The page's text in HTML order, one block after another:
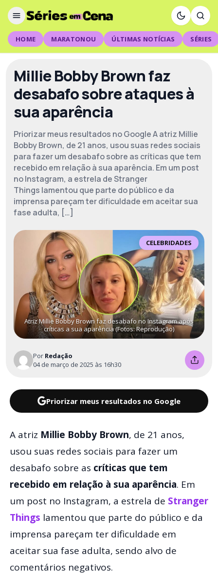
HOME MARATONOU ÚLTIMAS NOTÍCIAS SÉRIES
Millie Bobby Brown faz
desabafo sobre ataques à
sua aparência
Priorizar meus resultados no Google A atriz Millie
Bobby Brown, de 21 anos, usou suas redes sociais
para fazer um desabafo sobre as críticas que tem
recebido em relação à sua aparência. Em um post
no Instagram, a estrela de Stranger
Things lamentou que parte do público e da
imprensa pareçam ter dificuldade em aceitar sua
fase adulta, […]
CELEBRIDADES
Atriz Millie Bobby Brown faz desabafo no Instagram após
críticas a sua aparência (Fotos: Reprodução)
Por Redação
04 de março de 2025 às 16h30
Priorizar meus resultados no Google
A atriz Millie Bobby Brown, de 21 anos,
usou suas redes sociais para fazer um
desabafo sobre as críticas que tem
recebido em relação à sua aparência. Em
um post no Instagram, a estrela de Stranger
Things lamentou que parte do público e da
imprensa pareçam ter dificuldade em
aceitar sua fase adulta, sendo alvo de
comentários negativos.